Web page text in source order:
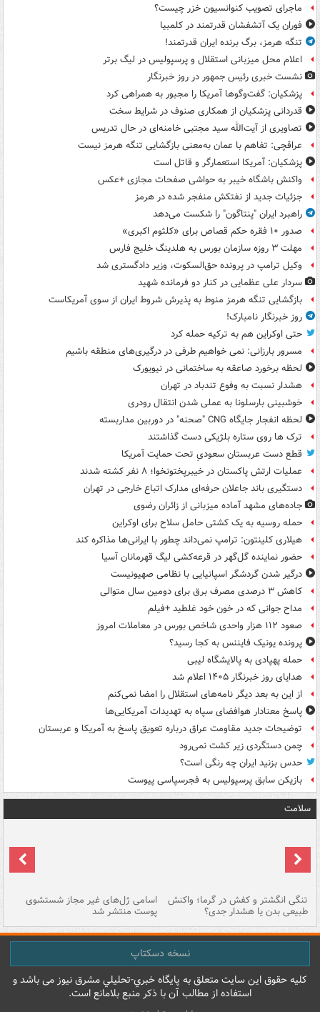
ماجرای تصویب کنوانسیون خزر چیست؟
فوران یک آتشفشان قدرتمند در کلمبیا
تنگه هرمز، برگ برنده ایران قدرتمند!
اعلام محل میزبانی استقلال و پرسپولیس در لیگ برتر
نشست خبری رئیس جمهور در روز خبرنگار
پزشکیان: گفت‌وگوها آمریکا را مجبور به همراهی کرد
قدردانی پزشکیان از همکاری صنوف در شرایط سخت
تصاویری از آیت‌الله سید مجتبی خامنه‌ای در حال تدریس
عراقچی: تفاهم با عمان به‌معنی بازگشایی تنگه هرمز نیست
پزشکیان: آمریکا استعمارگر و قاتل است
واکنش باشگاه خیبر به حواشی صفحات مجازی +عکس
جزئیات جدید از نفتکش منفجر شده در هرمز
راهبرد ایران "پنتاگون" را شکست می‌دهد
صدور ۱۰ فقره حکم قصاص برای «کلثوم اکبری»
مهلت ۳ روزه سازمان بورس به هلدینگ خلیج فارس
وکیل ترامپ در پرونده حق‌السکوت، وزیر دادگستری شد
سردار علی عظمایی در کنار دو فرمانده شهید
بازگشایی تنگه هرمز منوط به پذیرش شروط ایران از سوی آمریکاست
روز خبرنگار نامبارک!
حتی اوکراین هم به ترکیه حمله کرد
مسرور بارزانی: نمی خواهیم طرفی در درگیری‌های منطقه باشیم
لحظه برخورد صاعقه به ساختمانی در نیویورک
هشدار نسبت به وفوع تندباد در تهران
خوشبینی بارسلونا به عملی شدن انتقال رودری
لحظه انفجار جایگاه CNG "صحنه" در دوربین مداربسته
ترک ها روی ستاره بلژیکی دست گذاشتند
قطع دست عربستان سعودیِ تحت حمایت آمریکا
عملیات ارتش پاکستان در خیبرپختونخوا؛ ۸ نفر کشته شدند
دستگیری باند جاعلان حرفه‌ای مدارک اتباع خارجی در تهران
جاده‌های مشهد آماده میزبانی از زائران رضوی
حمله روسیه به یک کشتی حامل سلاح برای اوکراین
هیلاری کلینتون: ترامپ نمی‌داند چطور با ایرانی‌ها مذاکره کند
حضور نماینده گل‌گهر در قرعه‌کشی لیگ قهرمانان آسیا
درگیر شدن گردشگر اسپانیایی با نظامی صهیونیست
کاهش ۳ درصدی مصرف برق برای دومین سال متوالی
مداح جوانی که در خون خود غلطید +فیلم
صعود ۱۱۲ هزار واحدی شاخص بورس در معاملات امروز
پرونده یونیک فایننس به کجا رسید؟
حمله پهپادی به پالایشگاه لیبی
هدایای روز خبرنگار ۱۴۰۵ اعلام شد
از این به بعد دیگر نامه‌های استقلال را امضا نمی‌کنم
پاسخ معنادار هوافضای سپاه به تهدیدات آمریکایی‌ها
توضیحات جدید مقاومت عراق درباره تعویق پاسخ به آمریکا و عربستان
چمن دستگردی زیر کشت نمی‌رود
حدس بزنید ایران چه رنگی است؟
بازیکن سابق پرسپولیس به فجرسپاسی پیوست
سلامت
تنگی انگشتر و کفش در گرما؛ واکنش
طبیعی بدن یا هشدار جدی؟
اسامی ژل‌های غیر مجاز شستشوی
پوست منتشر شد
نسخه دسکتاپ
کليه حقوق اين سايت متعلق به پایگاه خبري-تحليلي مشرق نيوز می باشد و
استفاده از مطالب آن با ذکر منبع بلامانع است.